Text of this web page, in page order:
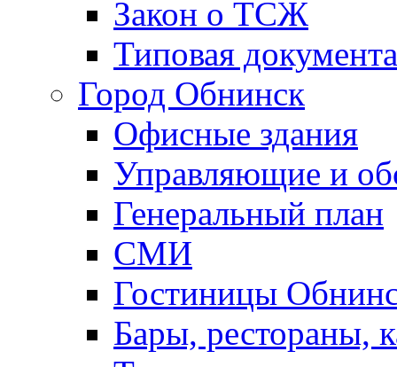
Закон о ТСЖ
Типовая
Город Обнинск
Офисные здания
Управляющие и
Генеральный план
СМИ
Гостиницы
Бары, рестораны,